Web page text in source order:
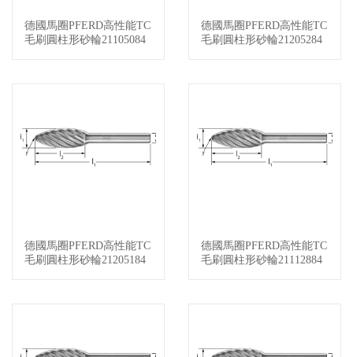
查看詳情
德國馬圈PFERD高性能TC
毛刷圓柱形砂輪21105084
查看詳情
德國馬圈PFERD高性能TC
毛刷圓柱形砂輪21205284
查看詳情
德國馬圈PFERD高性能TC
毛刷圓柱形砂輪21205184
查看詳情
德國馬圈PFERD高性能TC
毛刷圓柱形砂輪21112884